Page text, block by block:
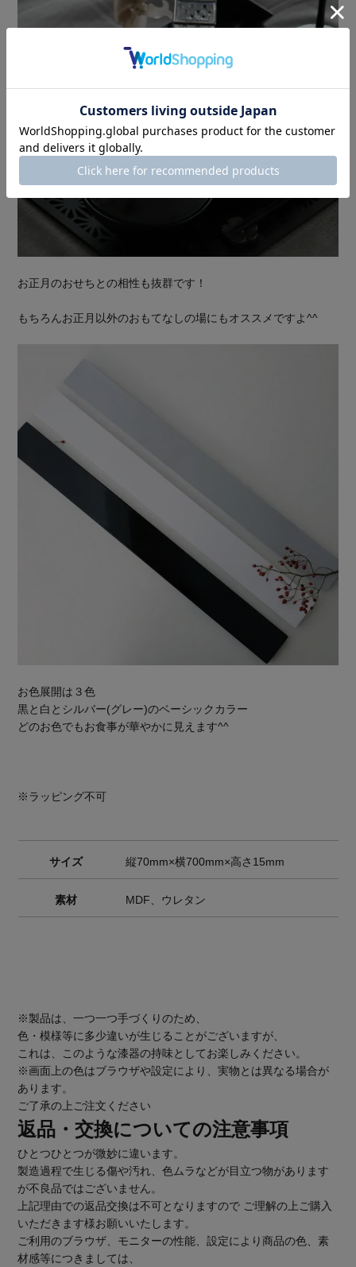
お正月のおせちとの相性も抜群です！
もちろんお正月以外のおもてなしの場にもオススメですよ^^
お色展開は３色
黒と白とシルバー(グレー)のベーシックカラー
どのお色でもお食事が華やかに見えます^^
※ラッピング不可
サイズ 縦70mm×横700mm×高さ15mm
素材 MDF、ウレタン
※製品は、一つ一つ手づくりのため、
色・模様等に多少違いが生じることがございますが、
これは、このような漆器の持味としてお楽しみください。
※画面上の色はブラウザや設定により、実物とは異なる場合が
あります。
ご了承の上ご注文ください
返品・交換についての注意事項
ひとつひとつが微妙に違います。
製造過程で生じる傷や汚れ、色ムラなどが目立つ物があります
が不良品ではございません。
上記理由での返品交換は不可となりますので ご理解の上ご購入
いただきます様お願いいたします。
ご利用のブラウザ、モニターの性能、設定により商品の色、素
材感等につきましては、